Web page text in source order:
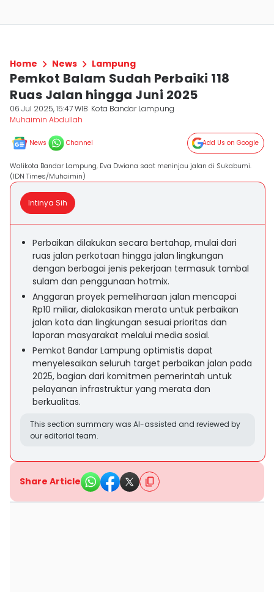
Home News Lampung
Pemkot Balam Sudah Perbaiki 118
Ruas Jalan hingga Juni 2025
06 Jul 2025, 15:47 WIB Kota Bandar Lampung
Muhaimin Abdullah
News Channel Add Us on Google
Walikota Bandar Lampung, Eva Dwiana saat meninjau jalan di Sukabumi.
(IDN Times/Muhaimin)
Intinya Sih
Perbaikan dilakukan secara bertahap, mulai dari
ruas jalan perkotaan hingga jalan lingkungan
dengan berbagai jenis pekerjaan termasuk tambal
sulam dan penggunaan hotmix.
Anggaran proyek pemeliharaan jalan mencapai
Rp10 miliar, dialokasikan merata untuk perbaikan
jalan kota dan lingkungan sesuai prioritas dan
laporan masyarakat melalui media sosial.
Pemkot Bandar Lampung optimistis dapat
menyelesaikan seluruh target perbaikan jalan pada
2025, bagian dari komitmen pemerintah untuk
pelayanan infrastruktur yang merata dan
berkualitas.
This section summary was AI-assisted and reviewed by
our editorial team.
Share Article